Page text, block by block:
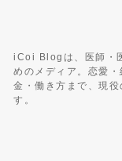
iCoi Blogは、医師・
めのメディア。恋愛
金・働き方まで、現
す。